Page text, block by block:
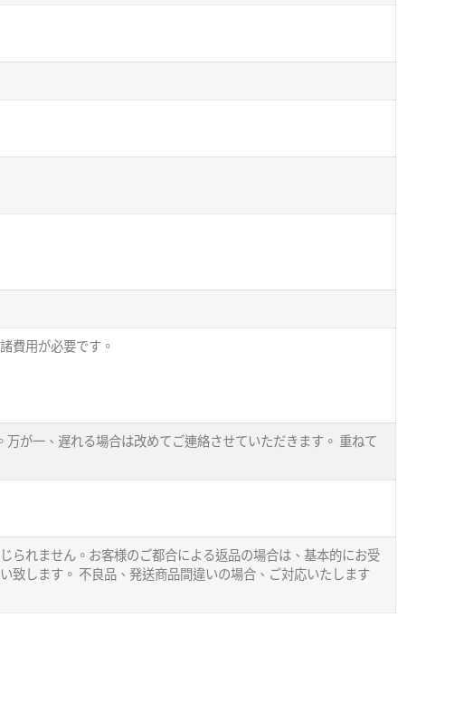
費用が必要です。
が一、遅れる場合は改めてご連絡させていただきます。 重ねて
られません。お客様のご都合による返品の場合は、基本的にお受
致します。 不良品、発送商品間違いの場合、ご対応いたします